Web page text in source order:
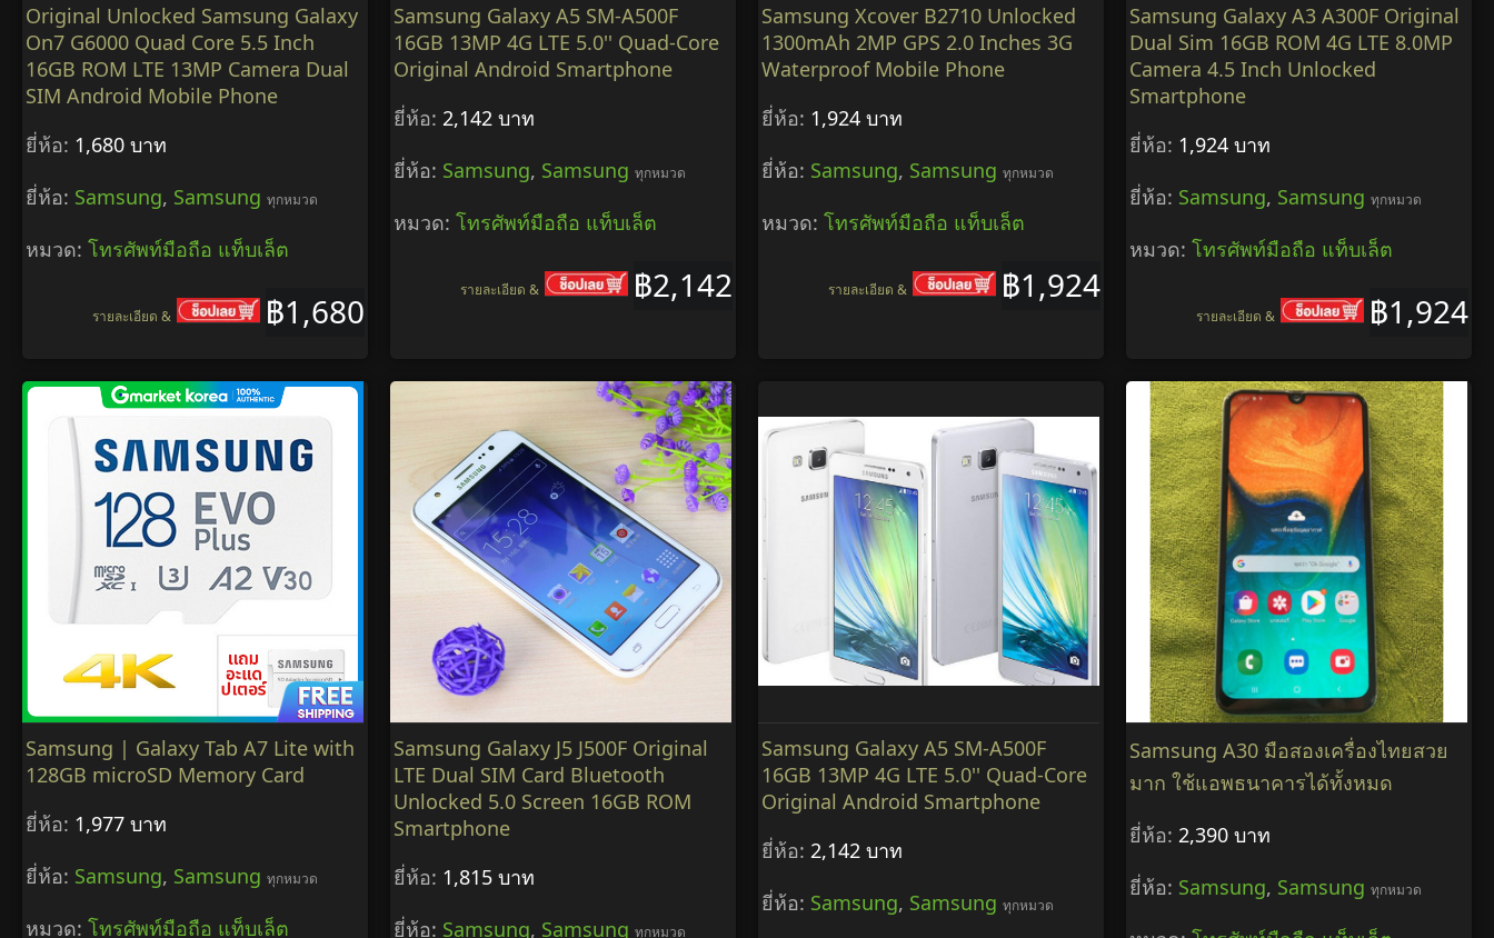
Original Unlocked Samsung Galaxy
On7 G6000 Quad Core 5.5 Inch
16GB ROM LTE 13MP Camera Dual
SIM Android Mobile Phone
ยี่ห้อ: 1,680 บาท
ยี่ห้อ: Samsung, Samsung ทุกหมวด
หมวด: โทรศัพท์มือถือ แท็บเล็ต
฿1,680
รายละเอียด &
Samsung Galaxy A5 SM-A500F
16GB 13MP 4G LTE 5.0'' Quad-Core
Original Android Smartphone
ยี่ห้อ: 2,142 บาท
ยี่ห้อ: Samsung, Samsung ทุกหมวด
หมวด: โทรศัพท์มือถือ แท็บเล็ต
฿2,142
รายละเอียด &
Samsung Xcover B2710 Unlocked
1300mAh 2MP GPS 2.0 Inches 3G
Waterproof Mobile Phone
ยี่ห้อ: 1,924 บาท
ยี่ห้อ: Samsung, Samsung ทุกหมวด
หมวด: โทรศัพท์มือถือ แท็บเล็ต
฿1,924
รายละเอียด &
Samsung Galaxy A3 A300F Original
Dual Sim 16GB ROM 4G LTE 8.0MP
Camera 4.5 Inch Unlocked
Smartphone
ยี่ห้อ: 1,924 บาท
ยี่ห้อ: Samsung, Samsung ทุกหมวด
หมวด: โทรศัพท์มือถือ แท็บเล็ต
฿1,924
รายละเอียด &
Samsung | Galaxy Tab A7 Lite with
128GB microSD Memory Card
ยี่ห้อ: 1,977 บาท
ยี่ห้อ: Samsung, Samsung ทุกหมวด
หมวด: โทรศัพท์มือถือ แท็บเล็ต
Samsung Galaxy J5 J500F Original
LTE Dual SIM Card Bluetooth
Unlocked 5.0 Screen 16GB ROM
Smartphone
ยี่ห้อ: 1,815 บาท
ยี่ห้อ: Samsung, Samsung ทุกหมวด
Samsung Galaxy A5 SM-A500F
16GB 13MP 4G LTE 5.0'' Quad-Core
Original Android Smartphone
ยี่ห้อ: 2,142 บาท
ยี่ห้อ: Samsung, Samsung ทุกหมวด
Samsung A30 มือสองเครื่องไทยสวย
มาก ใช้แอพธนาคารได้ทั้งหมด
ยี่ห้อ: 2,390 บาท
ยี่ห้อ: Samsung, Samsung ทุกหมวด